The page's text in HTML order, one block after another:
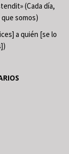
(Cada día,
somos)
a quién [se lo